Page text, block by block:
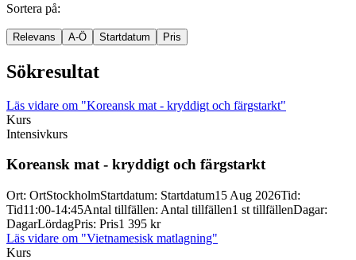
Sortera på:
Relevans A-Ö Startdatum Pris
Sökresultat
Läs vidare om "Koreansk mat - kryddigt och färgstarkt"
Kurs
Intensivkurs
Koreansk mat - kryddigt och färgstarkt
Ort: OrtStockholmStartdatum: Startdatum15 Aug 2026Tid:
Tid11:00-14:45Antal tillfällen: Antal tillfällen1 st tillfällenDagar:
DagarLördagPris: Pris1 395 kr
Läs vidare om "Vietnamesisk matlagning"
Kurs